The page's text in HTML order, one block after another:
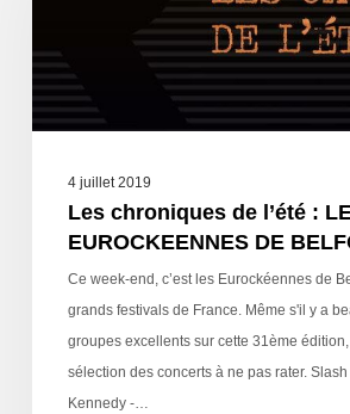
4 juillet 2019
Les chroniques de l’été :
EUROCKEENNES DE
Ce week-end, c’est les Eurockéennes de
grands festivals de France. Même s'il y a
groupes excellents sur cette 31ème
sélection des concerts à ne pas rater.
Kennedy -…